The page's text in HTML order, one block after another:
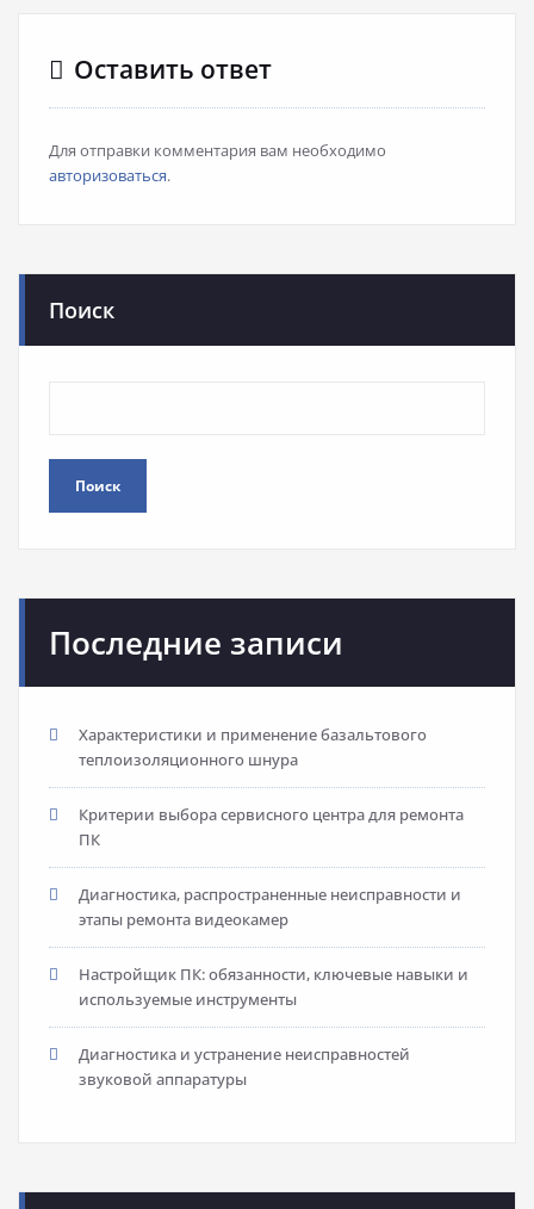
Оставить ответ
Для отправки комментария вам необходимо
авторизоваться.
Поиск
Поиск
Последние записи
Характеристики и применение базальтового
теплоизоляционного шнура
Критерии выбора сервисного центра для ремонта
ПК
Диагностика, распространенные неисправности и
этапы ремонта видеокамер
Настройщик ПК: обязанности, ключевые навыки и
используемые инструменты
Диагностика и устранение неисправностей
звуковой аппаратуры